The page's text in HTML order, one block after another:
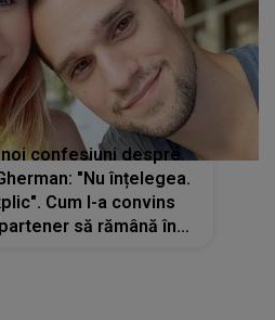
confesiuni despre
"Nu înțelegea.
Cum l-a convins
să rămână în